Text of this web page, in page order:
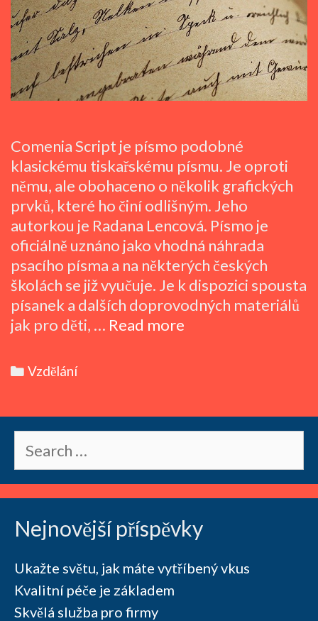
Comenia Script je písmo podobné
klasickému tiskařskému písmu. Je oproti
němu, ale obohaceno o několik grafických
prvků, které ho činí odlišným. Jeho
autorkou je Radana Lencová. Písmo je
oficiálně uznáno jako vhodná náhrada
psacího písma a na některých českých
školách se již vyučuje. Je k dispozici spousta
písanek a dalších doprovodných materiálů
jak pro děti, … Read more
psací
Categories
Vzdělání
for:
Nejnovější příspěvky
Ukažte světu, jak máte vytříbený vkus
Kvalitní péče je základem
Skvělá služba pro firmy